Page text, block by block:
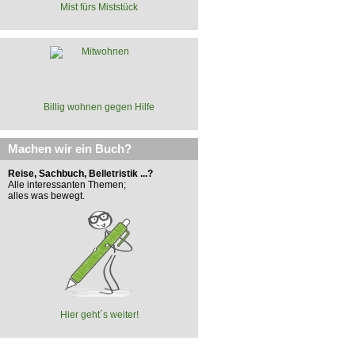
Mist fürs Miststück
Billig wohnen gegen Hilfe
Machen wir ein Buch?
Reise, Sachbuch, Belletristik ...?
Alle interessanten Themen;
alles was bewegt.
Hier geht´s weiter!